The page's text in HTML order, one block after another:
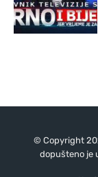
© Copyright
dopušteno je